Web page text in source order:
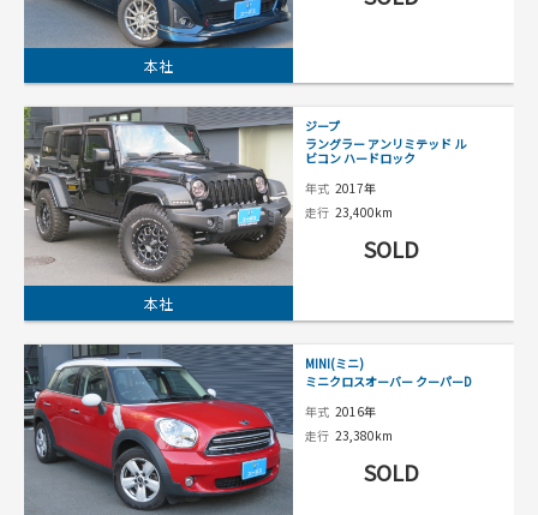
本社
本社
ジープ
ラングラー アンリミテッド ル
ビコン ハードロック
年式 2017年
走行 23,400km
SOLD
MINI(ミニ)
ミニクロスオーバー クーパーD
年式 2016年
走行 23,380km
SOLD